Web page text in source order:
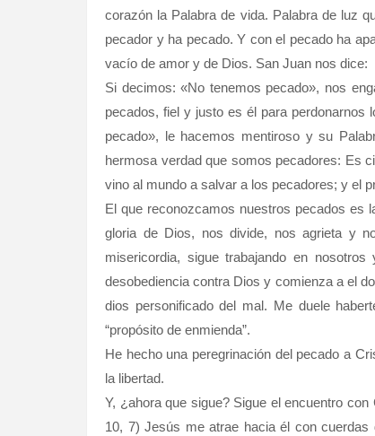
corazón la Palabra de vida. Palabra de luz
pecador y ha pecado. Y con el pecado ha
vacío de amor y de Dios. San Juan nos dice:
Si decimos: «No tenemos pecado», nos
pecados, fiel y justo es él para
pecado», le hacemos mentiroso y su
hermosa verdad que somos pecadores: Es
vino al mundo a salvar a los pecadores; y el
El que reconozcamos nuestros pecados es
gloria de Dios, nos divide, nos agrieta y
misericordia, sigue trabajando en
desobediencia contra Dios y comienza a el
dios personificado del mal. Me duele
“propósito de enmienda”.
He hecho una peregrinación del pecado a
la libertad.
Y, ¿ahora que sigue? Sigue el encuentro
10, 7) Jesús me atrae hacia él con